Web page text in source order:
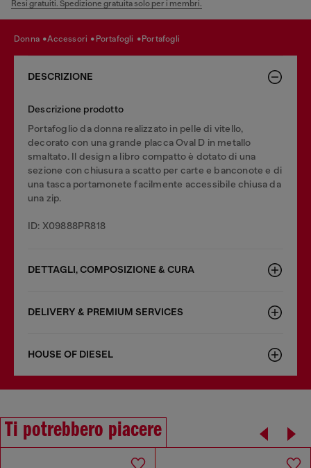
Resi gratuiti. Spedizione gratuita solo per i membri.
donna accessori portafogli portafogli
DESCRIZIONE
Descrizione prodotto
Portafoglio da donna realizzato in pelle di vitello,
decorato con una grande placca Oval D in metallo
smaltato. Il design a libro compatto è dotato di una
sezione con chiusura a scatto per carte e banconote e di
una tasca portamonete facilmente accessibile chiusa da
una zip.
ID: X09888PR818
DETTAGLI, COMPOSIZIONE & CURA
DELIVERY & PREMIUM SERVICES
HOUSE OF DIESEL
Ti potrebbero piacere